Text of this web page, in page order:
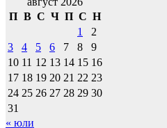
П В С Ч П С Н
1
2
3
4 5 6 7 8
9
10 11 12 13 14 15 16
17 18 19 20 21 22 23
24 25 26 27 28 29 30
31
« юли